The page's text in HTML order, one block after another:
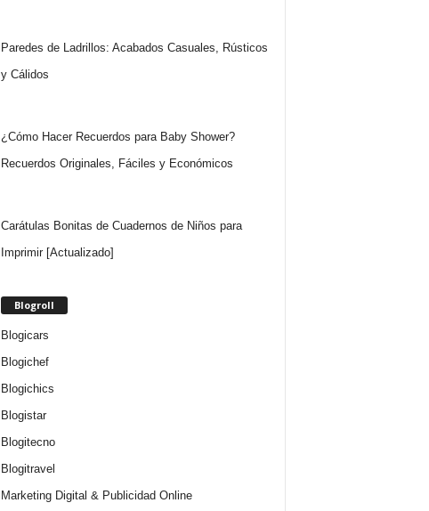
Paredes de Ladrillos: Acabados Casuales, Rústicos
y Cálidos
¿Cómo Hacer Recuerdos para Baby Shower?
Recuerdos Originales, Fáciles y Económicos
Carátulas Bonitas de Cuadernos de Niños para
Imprimir [Actualizado]
Blogroll
Blogicars
Blogichef
Blogichics
Blogistar
Blogitecno
Blogitravel
Marketing Digital & Publicidad Online